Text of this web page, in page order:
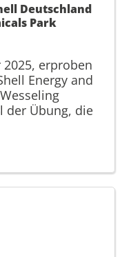
Deutschland
Park
erproben
Energy and
der Übung, die